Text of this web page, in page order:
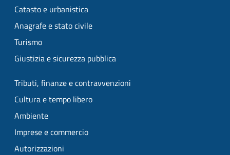
Catasto e urbanistica
Anagrafe e stato civile
Turismo
Giustizia e sicurezza pubblica
Tributi, finanze e contravvenzioni
Cultura e tempo libero
Ambiente
Imprese e commercio
Autorizzazioni